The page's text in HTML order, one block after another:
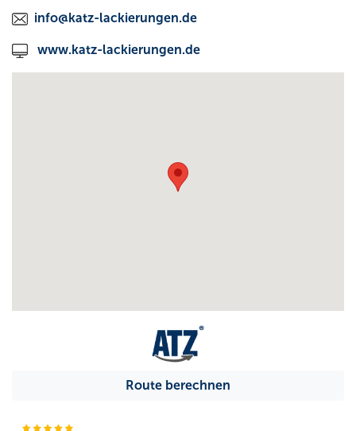
info@katz-lackierungen.de
www.katz-lackierungen.de
Route berechnen